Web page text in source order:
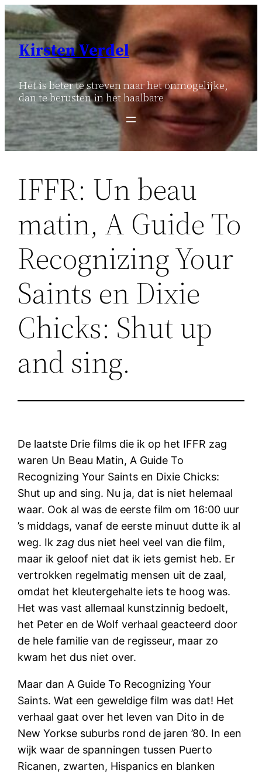
Ga
naar
inhoud
Kirsten Verdel
Het is beter te streven naar het onmogelijke,
dan te berusten in het haalbare
IFFR: Un beau
matin, A Guide To
Recognizing Your
Saints en Dixie
Chicks: Shut up
and sing.
De laatste Drie films die ik op het IFFR zag
waren Un Beau Matin, A Guide To
Recognizing Your Saints en Dixie Chicks:
Shut up and sing. Nu ja, dat is niet helemaal
waar. Ook al was de eerste film om 16:00 uur
’s middags, vanaf de eerste minuut dutte ik al
weg. Ikzag dus niet heel veel van die film,
maar ik geloof niet dat ik iets gemist heb. Er
vertrokken regelmatig mensen uit de zaal,
omdat het kleutergehalte iets te hoog was.
Het was vast allemaal kunstzinnig bedoelt,
het Peter en de Wolf verhaal geacteerd door
de hele familie van de regisseur, maar zo
kwam het dus niet over.
Maar dan A Guide To Recognizing Your
Saints. Wat een geweldige film was dat! Het
verhaal gaat over het leven van Dito in de
New Yorkse suburbs rond de jaren ’80. In een
wijk waar de spanningen tussen Puerto
Ricanen, zwarten, Hispanics en blanken